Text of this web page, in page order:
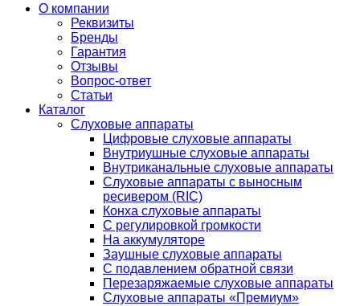
О компании
Реквизиты
Бренды
Гарантия
Отзывы
Вопрос-ответ
Статьи
Каталог
Слуховые аппараты
Цифровые слуховые аппараты
Внутриушные слуховые аппараты
Внутриканальные слуховые аппараты
Слуховые аппараты с выносным
ресивером (RIC)
Конха слуховые аппараты
С регулировкой громкости
На аккумуляторе
Заушные слуховые аппараты
C подавлением обратной связи
Перезаряжаемые слуховые аппараты
Слуховые аппараты «Премиум»